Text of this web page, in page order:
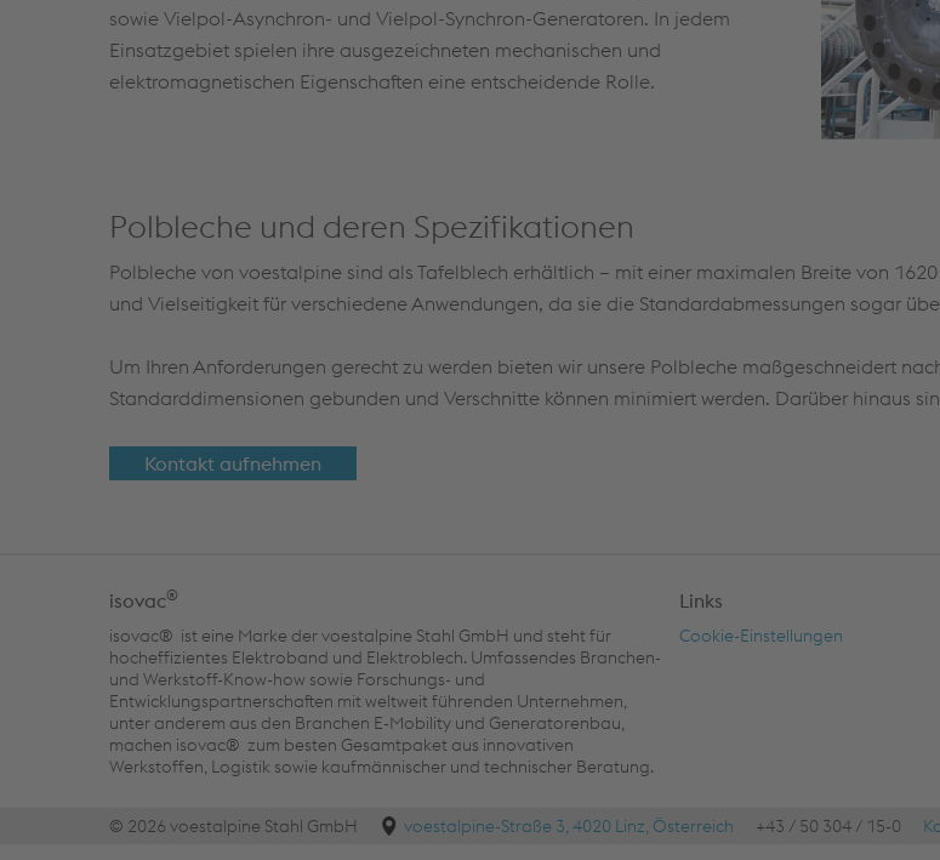
sowie Vielpol-Asynchron- und Vielpol-Synchron-Generatoren. In jedem
Einsatzgebiet spielen ihre ausgezeichneten mechanischen und
elektromagnetischen Eigenschaften eine entscheidende Rolle.
Polbleche und deren Spezifikationen
Polbleche von voestalpine sind als Tafelblech erhältlich – mit einer maximalen Breite von
und Vielseitigkeit für verschiedene Anwendungen, da sie die Standardabmessungen sogar
Um Ihren Anforderungen gerecht zu werden bieten wir unsere Polbleche maßgeschneidert
Standarddimensionen gebunden und Verschnitte können minimiert werden. Darüber hinaus
Kontakt aufnehmen
isovac®
isovac® ist eine Marke der voestalpine Stahl GmbH und steht für
hocheffizientes Elektroband und Elektroblech. Umfassendes Branchen-
und Werkstoff-Know-how sowie Forschungs- und
Entwicklungspartnerschaften mit weltweit führenden Unternehmen,
unter anderem aus den Branchen E-Mobility und Generatorenbau,
machen isovac® zum besten Gesamtpaket aus innovativen
Werkstoffen, Logistik sowie kaufmännischer und technischer Beratung.
Links
Cookie-Einstellungen
© 2026 voestalpine Stahl GmbH voestalpine-Straße 3, 4020 Linz, Österreich +43 / 50 304 / 15-0